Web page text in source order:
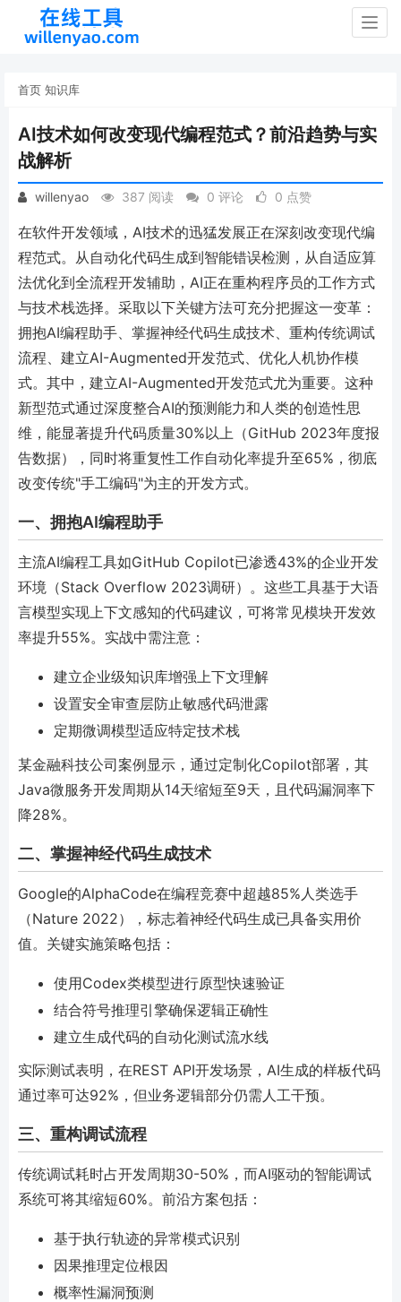
首页 知识库
AI技术如何改变现代编程范式？前沿趋势与实
战解析
willenyao 387 阅读 0 评论 0 点赞
在软件开发领域，AI技术的迅猛发展正在深刻改变现代编
程范式。从自动化代码生成到智能错误检测，从自适应算
法优化到全流程开发辅助，AI正在重构程序员的工作方式
与技术栈选择。采取以下关键方法可充分把握这一变革：
拥抱AI编程助手、掌握神经代码生成技术、重构传统调试
流程、建立AI-Augmented开发范式、优化人机协作模
式。其中，建立AI-Augmented开发范式尤为重要。这种
新型范式通过深度整合AI的预测能力和人类的创造性思
维，能显著提升代码质量30%以上（GitHub 2023年度报
告数据），同时将重复性工作自动化率提升至65%，彻底
改变传统"手工编码"为主的开发方式。
一、拥抱AI编程助手
主流AI编程工具如GitHub Copilot已渗透43%的企业开发
环境（Stack Overflow 2023调研）。这些工具基于大语
言模型实现上下文感知的代码建议，可将常见模块开发效
率提升55%。实战中需注意：
建立企业级知识库增强上下文理解
设置安全审查层防止敏感代码泄露
定期微调模型适应特定技术栈
某金融科技公司案例显示，通过定制化Copilot部署，其
Java微服务开发周期从14天缩短至9天，且代码漏洞率下
降28%。
二、掌握神经代码生成技术
Google的AlphaCode在编程竞赛中超越85%人类选手
（Nature 2022），标志着神经代码生成已具备实用价
值。关键实施策略包括：
使用Codex类模型进行原型快速验证
结合符号推理引擎确保逻辑正确性
建立生成代码的自动化测试流水线
实际测试表明，在REST API开发场景，AI生成的样板代码
通过率可达92%，但业务逻辑部分仍需人工干预。
三、重构调试流程
传统调试耗时占开发周期30-50%，而AI驱动的智能调试
系统可将其缩短60%。前沿方案包括：
基于执行轨迹的异常模式识别
因果推理定位根因
概率性漏洞预测